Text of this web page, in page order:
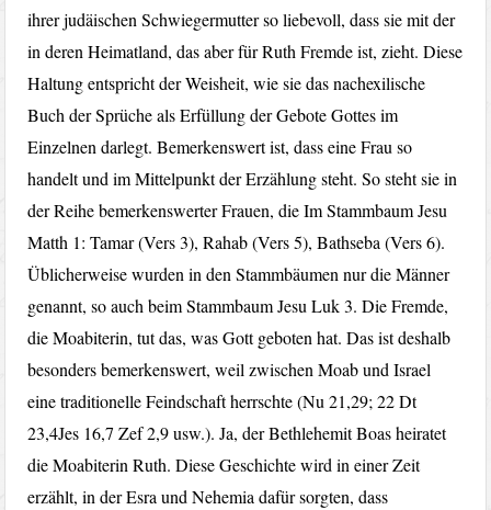
ihrer judäischen Schwiegermutter so liebevoll, dass sie mit der
in deren Heimatland, das aber für Ruth Fremde ist, zieht. Diese
Haltung entspricht der Weisheit, wie sie das nachexilische
Buch der Sprüche als Erfüllung der Gebote Gottes im
Einzelnen darlegt. Bemerkenswert ist, dass eine Frau so
handelt und im Mittelpunkt der Erzählung steht. So steht sie in
der Reihe bemerkenswerter Frauen, die Im Stammbaum Jesu
Matth 1: Tamar (Vers 3), Rahab (Vers 5), Bathseba (Vers 6).
Üblicherweise wurden in den Stammbäumen nur die Männer
genannt, so auch beim Stammbaum Jesu Luk 3. Die Fremde,
die Moabiterin, tut das, was Gott geboten hat. Das ist deshalb
besonders bemerkenswert, weil zwischen Moab und Israel
eine traditionelle Feindschaft herrschte (Nu 21,29; 22 Dt
23,4Jes 16,7 Zef 2,9 usw.). Ja, der Bethlehemit Boas heiratet
die Moabiterin Ruth. Diese Geschichte wird in einer Zeit
erzählt, in der Esra und Nehemia dafür sorgten, dass